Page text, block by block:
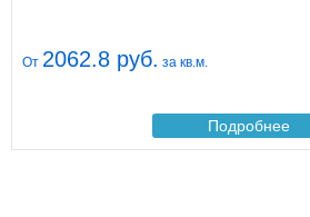
От 2062.8 руб. за кв.м.
Подробнее